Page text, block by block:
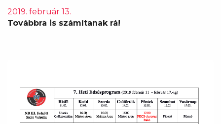
2019. február 13.
Továbbra is számítanak rá!